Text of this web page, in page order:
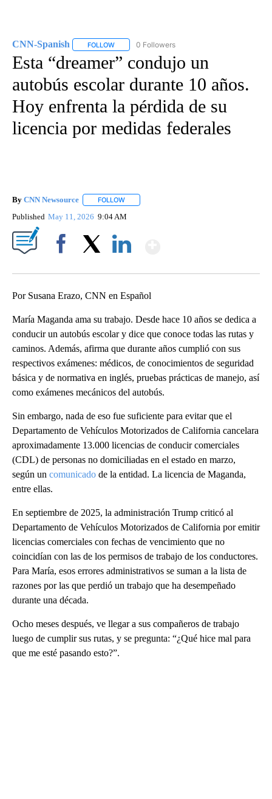
CNN-Spanish FOLLOW FOLLOW "CNN-SPANISH" TO RECEIVE
0 Followers
Esta “dreamer” condujo un
autobús escolar durante 10 años.
Hoy enfrenta la pérdida de su
licencia por medidas federales
By CNN Newsource FOLLOW
Published May 11, 2026 9:04 AM
Por Susana Erazo, CNN en Español
María Maganda ama su trabajo. Desde hace 10 años se dedica a
conducir un autobús escolar y dice que conoce todas las rutas y
caminos. Además, afirma que durante años cumplió con sus
respectivos exámenes: médicos, de conocimientos de seguridad
básica y de normativa en inglés, pruebas prácticas de manejo, así
como exámenes mecánicos del autobús.
Sin embargo, nada de eso fue suficiente para evitar que el
Departamento de Vehículos Motorizados de California cancelara
aproximadamente 13.000 licencias de conducir comerciales
(CDL) de personas no domiciliadas en el estado en marzo,
según un comunicado de la entidad. La licencia de Maganda,
entre ellas.
En septiembre de 2025, la administración Trump criticó al
Departamento de Vehículos Motorizados de California por emitir
licencias comerciales con fechas de vencimiento que no
coincidían con las de los permisos de trabajo de los conductores.
Para María, esos errores administrativos se suman a la lista de
razones por las que perdió un trabajo que ha desempeñado
durante una década.
Ocho meses después, ve llegar a sus compañeros de trabajo
luego de cumplir sus rutas, y se pregunta: “¿Qué hice mal para
que me esté pasando esto?”.